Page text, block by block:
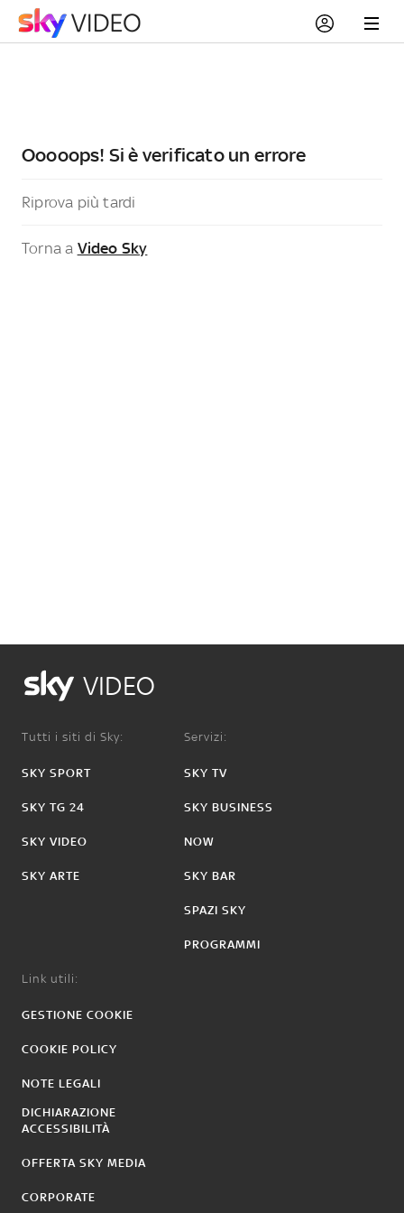
Ooooops! Si è verificato un errore
Riprova più tardi
Torna a Video Sky
VIDEO
Tutti i siti di Sky:
SKY SPORT
SKY TG 24
SKY VIDEO
SKY ARTE
Servizi:
SKY TV
SKY BUSINESS
NOW
SKY BAR
SPAZI SKY
PROGRAMMI
Link utili:
GESTIONE COOKIE
COOKIE POLICY
NOTE LEGALI
DICHIARAZIONE
ACCESSIBILITÀ
OFFERTA SKY MEDIA
CORPORATE